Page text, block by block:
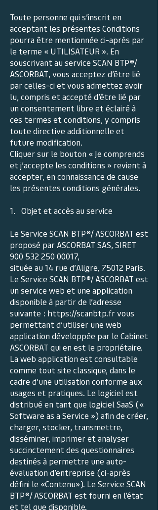
Toute personne qui s’inscrit en
acceptant les présentes Conditions
pourra être mentionnée ci-après par
le terme « UTILISATEUR ». En
souscrivant au service SCAN BTP®/
ASCORBAT, vous acceptez d’être lié
par celles-ci et vous admettez avoir
lu, compris et accepté d’être lié par
un consentement libre et éclairé à
ces termes et conditions, y compris
toute directive additionnelle et
future modification.
Cliquer sur le bouton « Je comprends
et j’accepte les conditions » revient à
accepter, en connaissance de cause
les présentes conditions générales.
1. Objet et accès au service
Le Service SCAN BTP®/ ASCORBAT est
proposé par ASCORBAT SAS, SIRET
900 532 250 00017,
située au 14 rue d’Aligre, 75012 Paris.
Le Service SCAN BTP®/ ASCORBAT est
un service web et une application
disponible à partir de l’adresse
suivante : https://scanbtp.fr vous
permettant d’utiliser une web
application développée par le Cabinet
ASCORBAT qui en est le propriétaire.
La web application est consultable
comme tout site classique, dans le
cadre d’une utilisation conforme aux
usages et pratiques. Le logiciel est
distribué en tant que logiciel SaaS («
Software as a Service ») afin de créer,
charger, stocker, transmettre,
disséminer, imprimer et analyser
succinctement des questionnaires
destinés à permettre une auto-
évaluation d’entreprise (ci-après
défini le «Contenu»). Le Service SCAN
BTP®/ ASCORBAT est fourni en l’état
et tel que disponible.